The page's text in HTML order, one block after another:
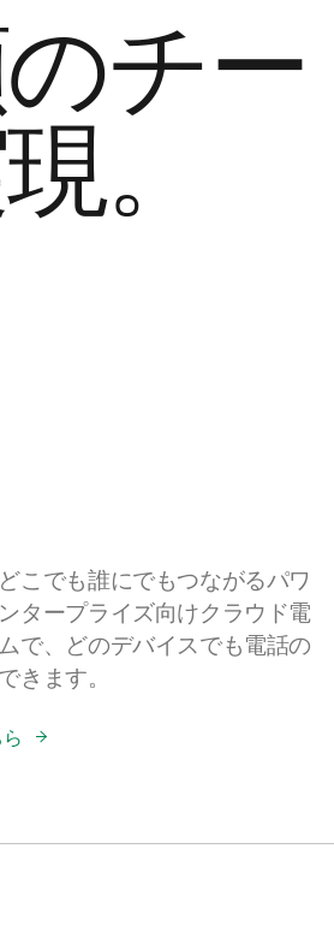
チー
。
こでも誰にでもつながるパワ
タープライズ向けクラウド電
で、どのデバイスでも電話の
きます。